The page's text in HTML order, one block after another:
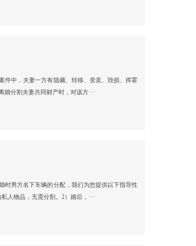
件中，夫妻一方有隐藏、转移、变卖、毁损、挥霍
分割夫妻共同财产时，对该方···
时男方名下车辆的分配，我们为您提供以下指导性
人物品，无需分割。2）婚后，···